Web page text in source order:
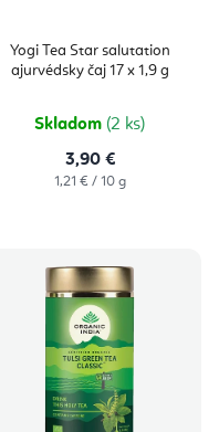
Yogi Tea Star salutation
ajurvédsky čaj 17 x 1,9 g
Skladom (2 ks)
3,90 €
Jednotková
1,21 € / 10 g